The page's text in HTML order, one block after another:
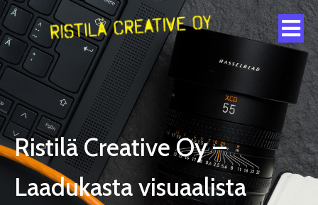
Ristilä Creative Oy –
Laadukasta visuaalista